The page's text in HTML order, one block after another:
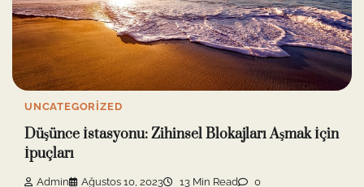
UNCATEGORIZED
Düşünce İstasyonu: Zihinsel Blokajları Aşmak İçin
İpuçları
Admin Ağustos 10, 2023 13 Min Read 0